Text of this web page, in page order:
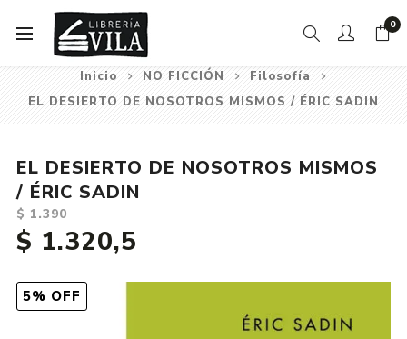
0
Inicio NO FICCIÓN
Filosofía
EL DESIERTO DE NOSOTROS MISMOS / ÉRIC SADIN
5% OFF
EL DESIERTO DE NOSOTROS MISMOS
/ ÉRIC SADIN
$ 1.390
$ 1.320,5